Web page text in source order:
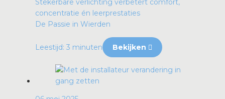
Stekerbare verlichting verbetert comfort,
concentratie én leerprestaties
De Passie in Wierden
Leestijd: 3 minuten Bekijken